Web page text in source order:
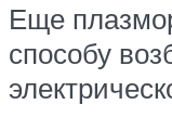
Еще
способу